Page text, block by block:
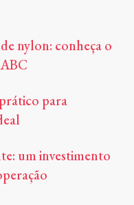
nylon: conheça o
para
um investimento